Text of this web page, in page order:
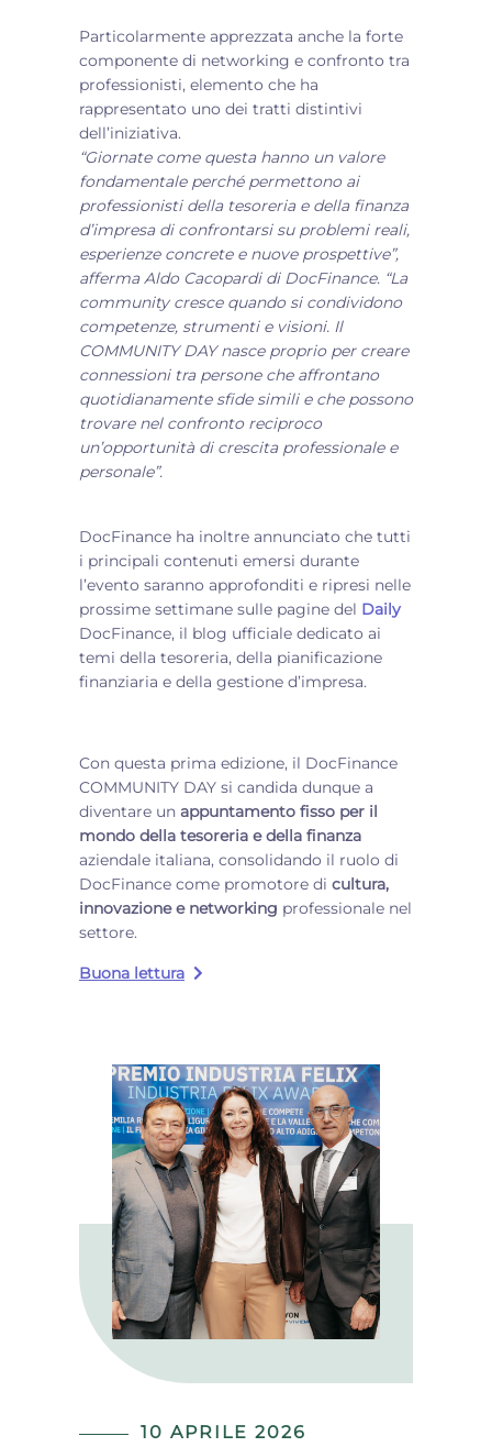
Particolarmente apprezzata anche la forte
componente di networking e confronto tra
professionisti, elemento che ha
rappresentato uno dei tratti distintivi
dell’iniziativa.
“Giornate come questa hanno un valore
fondamentale perché permettono ai
professionisti della tesoreria e della finanza
d’impresa di confrontarsi su problemi reali,
esperienze concrete e nuove prospettive”,
afferma Aldo Cacopardi di DocFinance. “La
community cresce quando si condividono
competenze, strumenti e visioni. Il
COMMUNITY DAY nasce proprio per creare
connessioni tra persone che affrontano
quotidianamente sfide simili e che possono
trovare nel confronto reciproco
un’opportunità di crescita professionale e
personale”.
DocFinance ha inoltre annunciato che tutti
i principali contenuti emersi durante
l’evento saranno approfonditi e ripresi nelle
prossime settimane sulle pagine del Daily
DocFinance, il blog ufficiale dedicato ai
temi della tesoreria, della pianificazione
finanziaria e della gestione d’impresa.
Con questa prima edizione, il DocFinance
COMMUNITY DAY si candida dunque a
diventare un appuntamento fisso per il
mondo della tesoreria e della finanza
aziendale italiana, consolidando il ruolo di
DocFinance come promotore di cultura,
innovazione e networking professionale nel
settore.
Buona lettura
10 APRILE 2026